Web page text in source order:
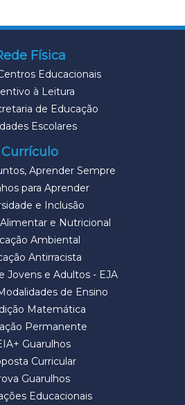
Física
Educacionais
à Leitura
de Educação
Escolares
Currículo
Aprender Sempre
para Aprender
e Inclusão
e Nutricional
Ambiental
Antirracista
Jovens e Adultos - EJA
de Ensino
Matemática
Permanente
Guarulhos
Curricular
Guarulhos
Educacionais